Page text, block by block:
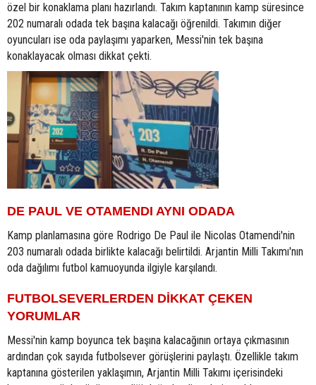
özel bir konaklama planı hazırlandı. Takım kaptanının kamp süresince
202 numaralı odada tek başına kalacağı öğrenildi. Takımın diğer
oyuncuları ise oda paylaşımı yaparken, Messi'nin tek başına
konaklayacak olması dikkat çekti.
DE PAUL VE OTAMENDI AYNI ODADA
Kamp planlamasına göre Rodrigo De Paul ile Nicolas Otamendi'nin
203 numaralı odada birlikte kalacağı belirtildi. Arjantin Milli Takımı'nın
oda dağılımı futbol kamuoyunda ilgiyle karşılandı.
FUTBOLSEVERLERDEN DİKKAT ÇEKEN
YORUMLAR
Messi'nin kamp boyunca tek başına kalacağının ortaya çıkmasının
ardından çok sayıda futbolsever görüşlerini paylaştı. Özellikle takım
kaptanına gösterilen yaklaşımın, Arjantin Milli Takımı içerisindeki